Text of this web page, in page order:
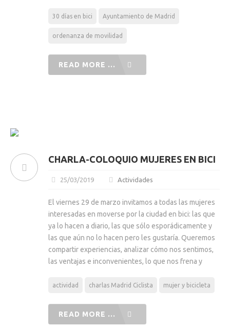
30 días en bici Ayuntamiento de Madrid
ordenanza de movilidad
READ MORE ...
CHARLA-COLOQUIO MUJERES EN BICI
25/03/2019 Actividades
El viernes 29 de marzo invitamos a todas las mujeres
interesadas en moverse por la ciudad en bici: las que
ya lo hacen a diario, las que sólo esporádicamente y
las que aún no lo hacen pero les gustaría. Queremos
compartir experiencias, analizar cómo nos sentimos,
las ventajas e inconvenientes, lo que nos frena y
actividad charlas Madrid Ciclista mujer y bicicleta
READ MORE ...